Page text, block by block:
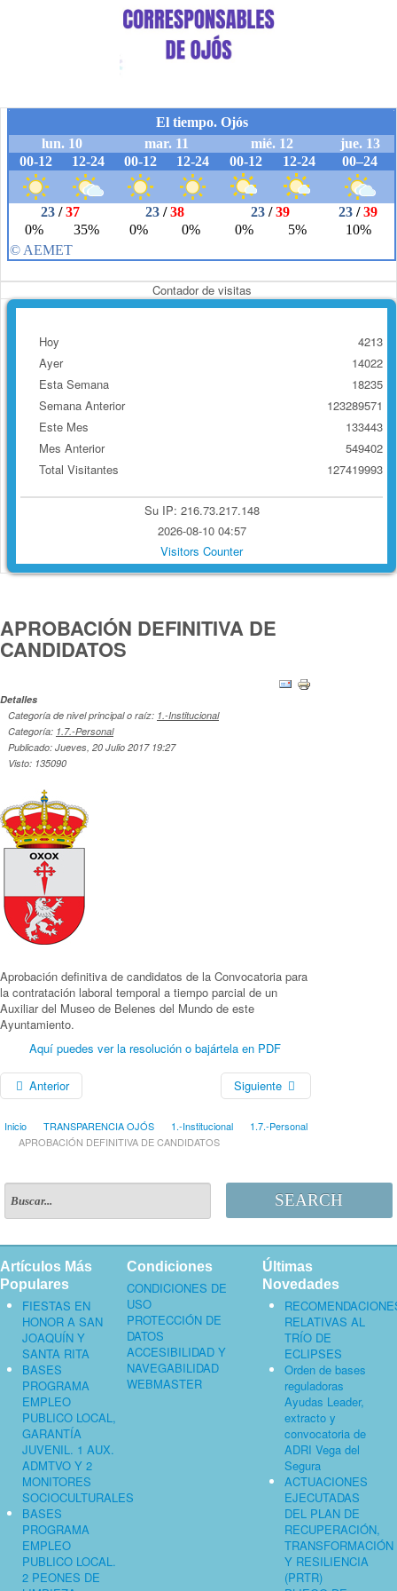
Contador de visitas
Hoy
Ayer
Esta Semana
Semana Anterior
Este Mes
Mes Anterior
Total Visitantes
4213
14022
18235
123289571
133443
549402
127419993
Su IP: 216.73.217.148
2026-08-10 04:57
Visitors Counter
APROBACIÓN DEFINITIVA DE
CANDIDATOS
Detalles
Categoría de nivel principal o raíz: 1.-Institucional
Categoría: 1.7.-Personal
Publicado: Jueves, 20 Julio 2017 19:27
Visto: 135090
Aprobación definitiva de candidatos de la Convocatoria para
la contratación laboral temporal a tiempo parcial de un
Auxiliar del Museo de Belenes del Mundo de este
Ayuntamiento.
Aquí puedes ver la resolución o bajártela en PDF
Anterior Siguiente
Inicio TRANSPARENCIA OJÓS 1.-Institucional
1.7.-Personal
APROBACIÓN DEFINITIVA DE CANDIDATOS
SEARCH
Artículos Más
Populares
FIESTAS EN
HONOR A SAN
JOAQUÍN Y
SANTA RITA
BASES
PROGRAMA
EMPLEO
PUBLICO LOCAL,
GARANTÍA
JUVENIL. 1 AUX.
ADMTVO Y 2
MONITORES
SOCIOCULTURALES
BASES
PROGRAMA
EMPLEO
PUBLICO LOCAL.
2 PEONES DE
Condiciones
CONDICIONES DE
USO
PROTECCIÓN DE
DATOS
ACCESIBILIDAD Y
NAVEGABILIDAD
WEBMASTER
Últimas
Novedades
RELATIVAS AL
TRÍO DE
ECLIPSES
Orden de bases
reguladoras
Ayudas Leader,
extracto y
convocatoria de
ADRI Vega del
Segura
ACTUACIONES
EJECUTADAS
DEL PLAN DE
RECUPERACIÓN,
TRANSFORMACIÓN
Y RESILIENCIA
(PRTR)